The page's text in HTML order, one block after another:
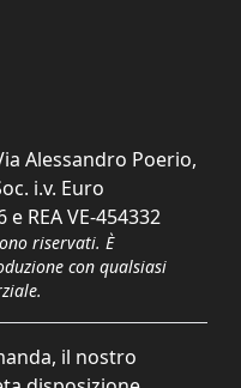
Alessandro Poerio,
i.v. Euro
e REA VE-454332
riservati. È
con qualsiasi
il nostro